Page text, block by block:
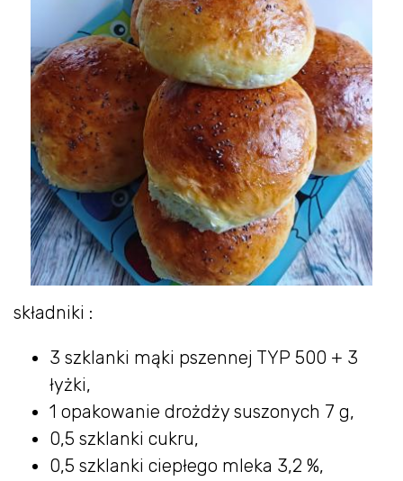
składniki :
3 szklanki mąki pszennej TYP 500 + 3
łyżki,
1 opakowanie drożdży suszonych 7 g,
0,5 szklanki cukru,
0,5 szklanki ciepłego mleka 3,2 %,